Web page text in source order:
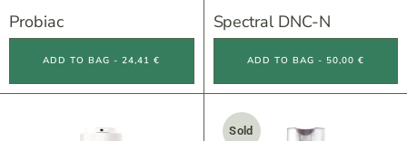
Probiac
ADD TO BAG - 24,41 €
Spectral DNC-N
ADD TO BAG - 50,00 €
Sold